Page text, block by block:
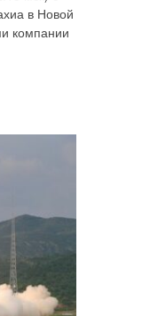
в Новой
компании